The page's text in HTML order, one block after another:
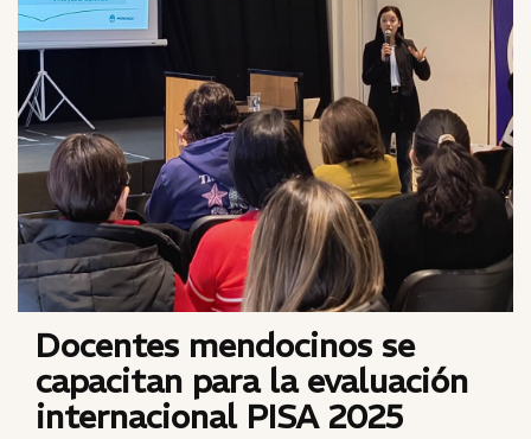
Docentes mendocinos se
capacitan para la evaluación
internacional PISA 2025